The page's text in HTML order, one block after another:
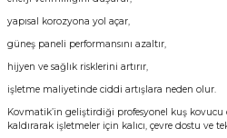
yapısal korozyona yol açar,
güneş paneli performansını azaltır,
hijyen ve sağlık risklerini artırır,
işletme maliyetinde ciddi artışlara neden olur.
Kovmatik’in geliştirdiği profesyonel kuş
kaldırarak işletmeler için kalıcı, çevre dostu ve